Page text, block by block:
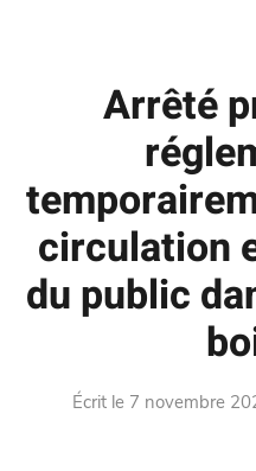
Arrêté
circulation
du public
Écrit le 7 novembre